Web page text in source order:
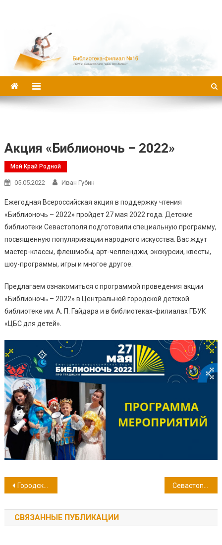
Акция «Библионочь – 2022»
Мой Край Родной
05.05.2022 Иван Губин
Ежегодная Всероссийская акция в поддержку чтения
«Библионочь – 2022» пройдет 27 мая 2022 года. Детские
библиотеки Севастополя подготовили специальную программу,
посвященную популяризации народного искусства. Вас ждут
мастер-классы, флешмобы, арт-челленджи, экскурсии, квесты,
шоу-программы, игры и многое другое.
Предлагаем ознакомиться с программой проведения акции
«Библионочь – 2022» в Центральной городской детской
библиотеке им. А. П. Гайдара и в библиотеках-филиалах ГБУК
«ЦБС для детей».
Навигация
по
записям
Городская выставка творческих работ «Лоскутные зарисовки»
СВЯЗАННЫЕ ПУБЛИКАЦИИ